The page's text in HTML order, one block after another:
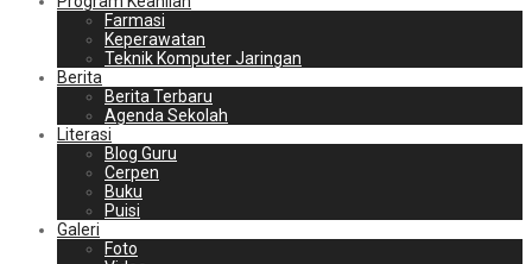
Farmasi
Keperawatan
Teknik Komputer Jaringan
Berita
Berita Terbaru
Agenda Sekolah
Literasi
Blog Guru
Cerpen
Buku
Puisi
Galeri
Foto